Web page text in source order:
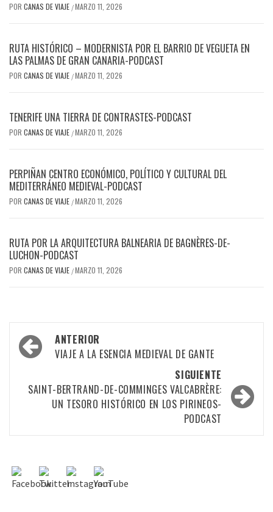
POR CANAS DE VIAJE /MARZO 11, 2026
RUTA HISTÓRICO – MODERNISTA POR EL BARRIO DE VEGUETA EN
LAS PALMAS DE GRAN CANARIA-PODCAST
POR CANAS DE VIAJE /MARZO 11, 2026
TENERIFE UNA TIERRA DE CONTRASTES-PODCAST
POR CANAS DE VIAJE /MARZO 11, 2026
PERPIÑAN CENTRO ECONÓMICO, POLÍTICO Y CULTURAL DEL
MEDITERRÁNEO MEDIEVAL-PODCAST
POR CANAS DE VIAJE /MARZO 11, 2026
RUTA POR LA ARQUITECTURA BALNEARIA DE BAGNÈRES-DE-
LUCHON-PODCAST
POR CANAS DE VIAJE /MARZO 11, 2026
ANTERIOR
VIAJE A LA ESENCIA MEDIEVAL DE GANTE
SIGUIENTE
SAINT-BERTRAND-DE-COMMINGES VALCABRÈRE:
UN TESORO HISTÓRICO EN LOS PIRINEOS-
PODCAST